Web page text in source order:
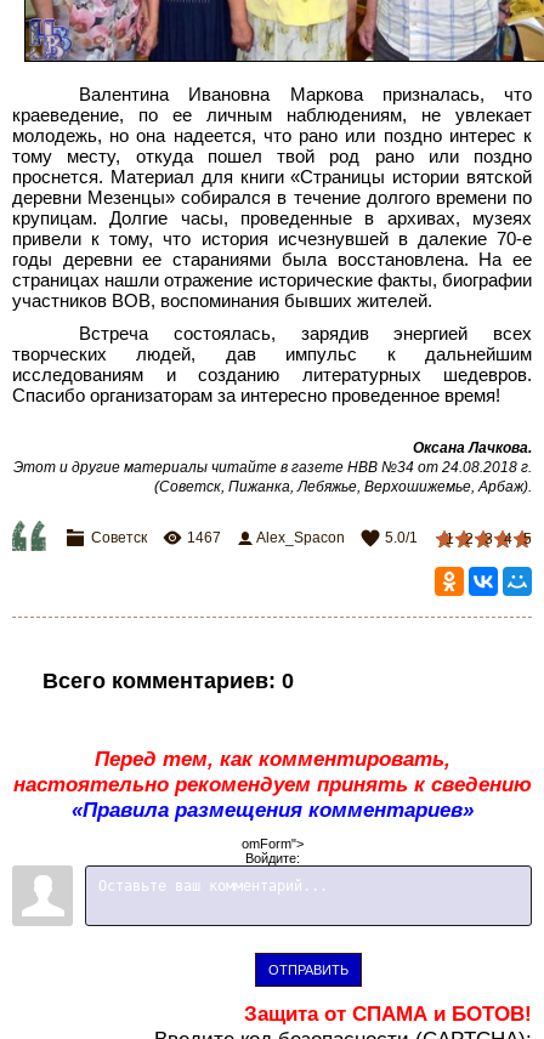
Валентина Ивановна Маркова призналась, что
краеведение, по ее личным наблюдениям, не увлекает
молодежь, но она надеется, что рано или поздно интерес к
тому месту, откуда пошел твой род рано или поздно
проснется. Материал для книги «Страницы истории вятской
деревни Мезенцы» собирался в течение долгого времени по
крупицам. Долгие часы, проведенные в архивах, музеях
привели к тому, что история исчезнувшей в далекие 70-е
годы деревни ее стараниями была восстановлена. На ее
страницах нашли отражение исторические факты, биографии
участников ВОВ, воспоминания бывших жителей.
Встреча состоялась, зарядив энергией всех
творческих людей, дав импульс к дальнейшим
исследованиям и созданию литературных шедевров.
Спасибо организаторам за интересно проведенное время!
Оксана Лачкова.
Этот и другие материалы читайте в газете НВВ №34 от 24.08.2018 г.
(Советск, Пижанка, Лебяжье, Верхошижемье, Арбаж).
1 2 3 4 5
Советск 1467 Alex_Spacon 5.0/1
Всего комментариев: 0
Перед тем, как комментировать,
настоятельно рекомендуем принять к сведению
«Правила размещения комментариев»
omForm">
Войдите:
ОТПРАВИТЬ
Защита от СПАМА и БОТОВ!